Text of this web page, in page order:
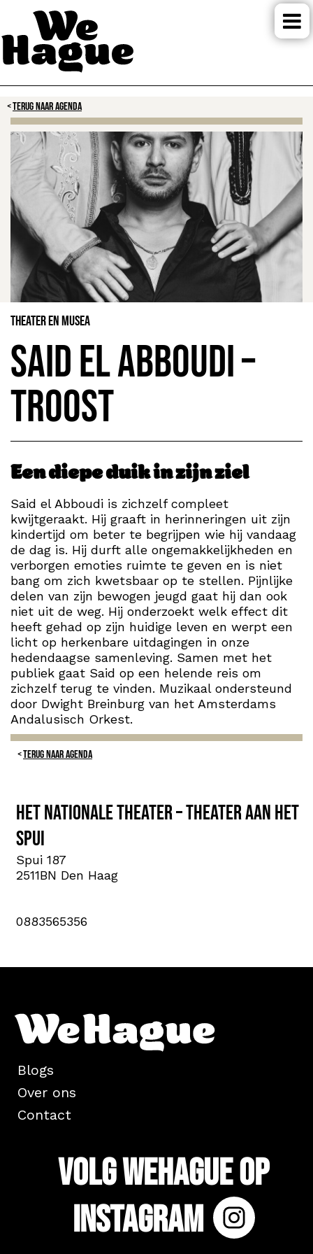
TERUG NAAR AGENDA
Theater en Musea
Said el Abboudi –
Troost
Een diepe duik in zijn ziel
Said el Abboudi is zichzelf compleet
kwijtgeraakt. Hij graaft in herinneringen uit zijn
kindertijd om beter te begrijpen wie hij vandaag
de dag is. Hij durft alle ongemakkelijkheden en
verborgen emoties ruimte te geven en is niet
bang om zich kwetsbaar op te stellen. Pijnlijke
delen van zijn bewogen jeugd gaat hij dan ook
niet uit de weg. Hij onderzoekt welk effect dit
heeft gehad op zijn huidige leven en werpt een
licht op herkenbare uitdagingen in onze
hedendaagse samenleving. Samen met het
publiek gaat Said op een helende reis om
zichzelf terug te vinden. Muzikaal ondersteund
door Dwight Breinburg van het Amsterdams
Andalusisch Orkest.
TERUG NAAR AGENDA
Het Nationale Theater – Theater aan het
Spui
Spui 187
2511BN Den Haag
0883565356
Blogs
Over ons
Contact
Volg WeHague op
Instagram